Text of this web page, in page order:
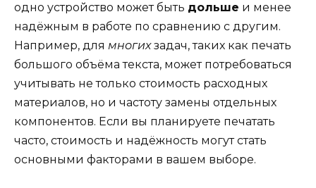
одно устройство может быть дольше и менее
надёжным в работе по сравнению с другим.
Например, для многихзадач, таких как печать
большого объёма текста, может потребоваться
учитывать не только стоимость расходных
материалов, но и частоту замены отдельных
компонентов. Если вы планируете печатать
часто, стоимость и надёжность могут стать
основными факторами в вашем выборе.